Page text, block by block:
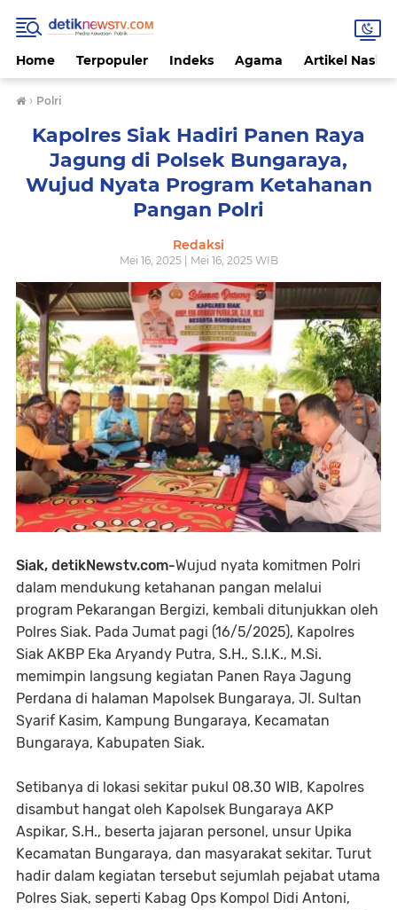
Home Terpopuler Indeks Agama Artikel
› Polri
Kapolres Siak Hadiri Panen Raya
Jagung di Polsek Bungaraya,
Wujud Nyata Program Ketahanan
Pangan Polri
Redaksi
Mei 16, 2025 | Mei 16, 2025 WIB
Siak, detikNewstv.com-Wujud nyata komitmen Polri
dalam mendukung ketahanan pangan melalui
program Pekarangan Bergizi, kembali ditunjukkan oleh
Polres Siak. Pada Jumat pagi (16/5/2025), Kapolres
Siak AKBP Eka Aryandy Putra, S.H., S.I.K., M.Si.
memimpin langsung kegiatan Panen Raya Jagung
Perdana di halaman Mapolsek Bungaraya, Jl. Sultan
Syarif Kasim, Kampung Bungaraya, Kecamatan
Bungaraya, Kabupaten Siak.
Setibanya di lokasi sekitar pukul 08.30 WIB, Kapolres
disambut hangat oleh Kapolsek Bungaraya AKP
Aspikar, S.H., beserta jajaran personel, unsur Upika
Kecamatan Bungaraya, dan masyarakat sekitar. Turut
hadir dalam kegiatan tersebut sejumlah pejabat utama
Polres Siak, seperti Kabag Ops Kompol Didi Antoni,